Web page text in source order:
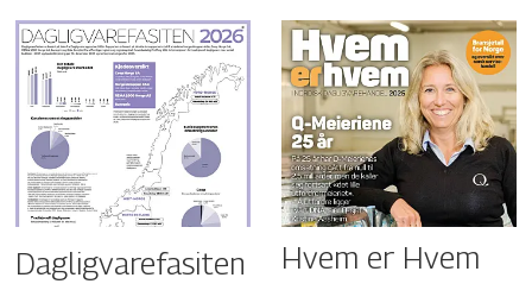
Dagligvarefasiten Hvem er Hvem